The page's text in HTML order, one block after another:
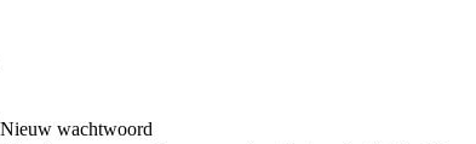
Nieuw wachtwoord